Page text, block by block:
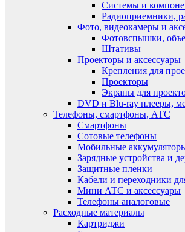
Системы и
Радиоприемники,
Фото, видеокамеры и
Фотовспышки,
Штативы
Проекторы и аксессуары
Крепления для
Проекторы
Экраны для
DVD и Blu-ray плееры,
Телефоны, смартфоны, АТС
Смартфоны
Сотовые телефоны
Мобильные
Зарядные устройства и
Защитные пленки
Кабели и переходники
Мини АТС и аксессуары
Телефоны аналоговые
Расходные материалы
Картриджи